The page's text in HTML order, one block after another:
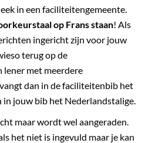
in een faciliteitengemeente.
op Frans staan! Als
ingericht zijn voor jouw
terug op de
lener met meerdere
dan in de faciliteitenbib het
in jouw bib het Nederlandstalige.
maar wordt wel aangeraden.
het niet is ingevuld maar je kan